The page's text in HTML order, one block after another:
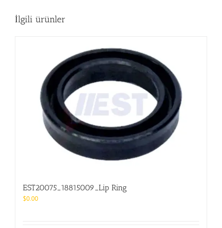
İlgili ürünler
EST20075_18815009_Lip Ring
$0.00